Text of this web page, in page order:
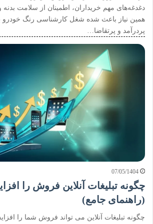
دغدغه‌های مهم خریداران، اطمینان از سلامت
همین نیاز باعث شده شغل کارشناسی رنگ
پردرآمد و پرتقاضا…
07/05/1404
چگونه تبلیغات آنلاین فروش را
(راهنمای جامع)
چگونه تبلیغات آنلاین می تواند فروش شما را